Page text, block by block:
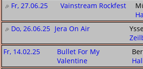
Fr, 27.06.25
Vainstream Rockfest
Do, 26.06.25 Jera On Air
Fr, 14.02.25
Bullet For My
Valentine